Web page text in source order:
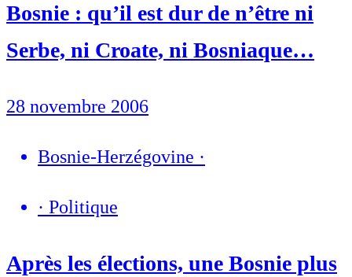
Bosnie : qu’il est dur de n’être ni
Serbe, ni Croate, ni Bosniaque…
28 novembre 2006
Bosnie-Herzégovine ·
· Politique
Après les élections, une Bosnie plus